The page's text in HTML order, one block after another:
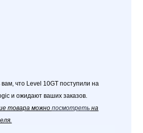
что Level 10GT поступили на
и ожидают ваших заказов.
товара можнопосмотреть на